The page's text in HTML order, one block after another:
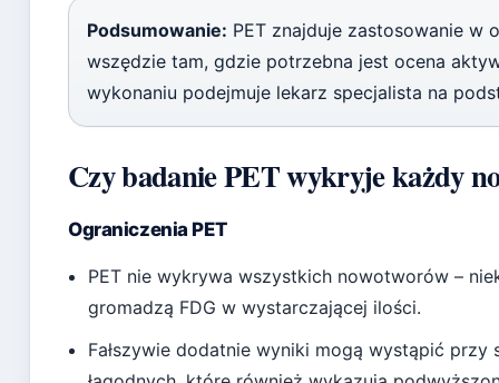
Podsumowanie: PET znajduje zastosowanie w
wszędzie tam, gdzie potrzebna jest ocena
wykonaniu podejmuje lekarz specjalista na
Czy badanie PET wykryje każdy
Ograniczenia PET
PET nie wykrywa wszystkich nowotworów –
gromadzą FDG w wystarczającej ilości.
Fałszywie dodatnie wyniki mogą wystąpić